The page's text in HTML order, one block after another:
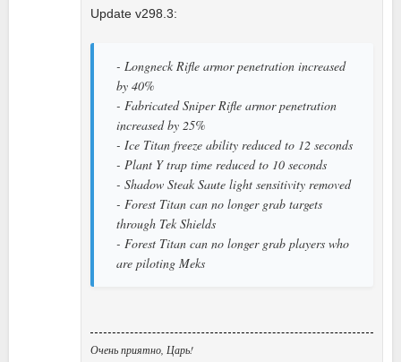
Update v298.3:
- Longneck Rifle armor penetration increased
by 40%
- Fabricated Sniper Rifle armor penetration
increased by 25%
- Ice Titan freeze ability reduced to 12 seconds
- Plant Y trap time reduced to 10 seconds
- Shadow Steak Saute light sensitivity removed
- Forest Titan can no longer grab targets
through Tek Shields
- Forest Titan can no longer grab players who
are piloting Meks
Очень приятно, Царь!